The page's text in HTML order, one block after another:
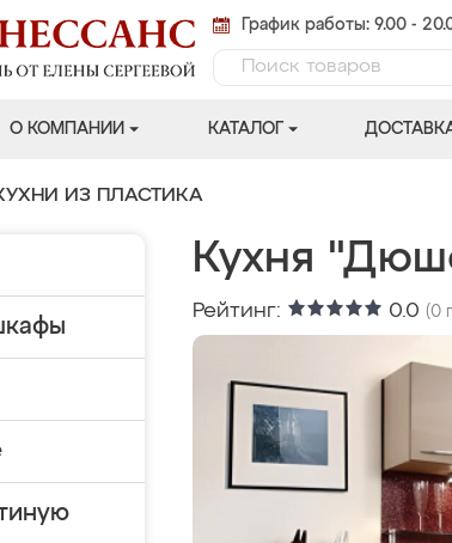
График работы: 9.00 -
О КОМПАНИИ КАТАЛОГ
ИЗ ПЛАСТИКА
Кухня
Рейтинг: 0.0 (0